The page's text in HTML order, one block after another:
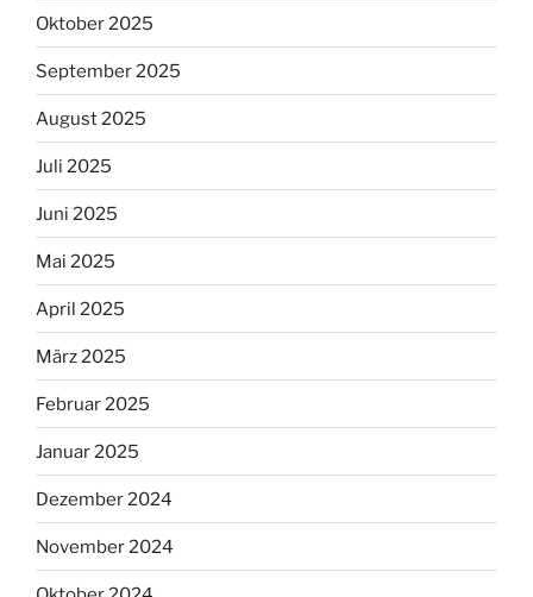
Oktober 2025
September 2025
August 2025
Juli 2025
Juni 2025
Mai 2025
April 2025
März 2025
Februar 2025
Januar 2025
Dezember 2024
November 2024